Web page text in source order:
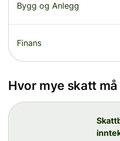
Bygg og Anlegg
Finans
Hvor mye skatt må